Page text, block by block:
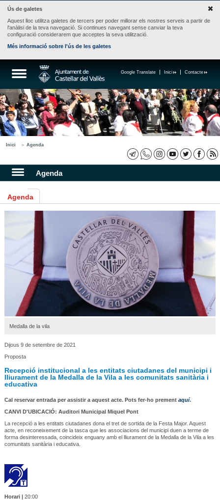
Ús de galetes
Aquest lloc utilitza galetes de tercers per poder millorar els nostres serveis a partir de
l'anàlisi de la teva navegació. Si continues navegant sense canviar la teva
configuració considerarem que acceptes la seva utilització.
Més informació sobre l'ús de les galetes
Contacte
Inici
Google Translate
Inici Agenda
Agenda
Agenda
Medalla de la vila
Dijous 9 de setembre de 2021
Proposta
Recepció institucional a les entitats ciutadanes del municipi i
lliurament de la Medalla de la Vila a les comunitats sanitària i
educativa
Cal reservar entrada per assistir a aquest acte. Pots fer-ho prement aquí.
CANVI D'UBICACIÓ: Auditori Municipal Miquel Pont
La recepció a les entitats ciutadanes dona el tret de sortida de la Festa Major. Aquest
acte, en reconeixement de la tasca que les associacions del municipi duen a terme de
forma desinteressada, coincideix enguany amb el lliurament de la Medalla de la Vila a les
comunitats sanitària i educativa.
Horari |20:00